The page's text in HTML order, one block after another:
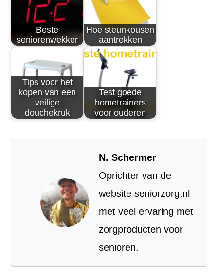
Beste
seniorenwekker
Hoe steunkousen
aantrekken
Tips voor het
kopen van een
veilige
douchekruk
Test goede
hometrainers
voor ouderen
N. Schermer
Oprichter van de
website seniorzorg.nl
met veel ervaring met
zorgproducten voor
senioren.